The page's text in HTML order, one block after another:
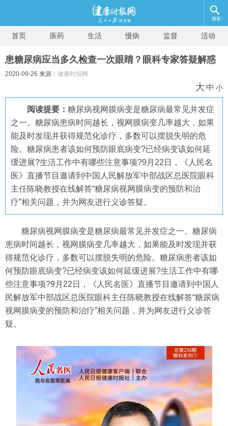
搜索
首页 医药 生活 慢病 监督 活动
患糖尿病应当多久检查一次眼睛？眼科专家答疑解惑
2020-09-26 来源： 健康时报网
大 中 小
阅读提要： 糖尿病视网膜病变是糖尿病最常见并发症
之一。糖尿病患病时间越长，视网膜病变几率越大，如果
能及时发现并获得规范化诊疗，多数可以摆脱失明的危
险。糖尿病患者该如何预防眼底病变?已经病变该如何延
缓进展?生活工作中有哪些注意事项?9月22日，《人民名
医》直播节目邀请到中国人民解放军中部战区总医院眼科
主任陈晓教授在线解答“糖尿病视网膜病变的预防和治
疗”相关问题，并为网友进行义诊答疑。
糖尿病视网膜病变是糖尿病最常见并发症之一。糖尿病
患病时间越长，视网膜病变几率越大，如果能及时发现并获
得规范化诊疗，多数可以摆脱失明的危险。糖尿病患者该如
何预防眼底病变?已经病变该如何延缓进展?生活工作中有哪
些注意事项?9月22日，《人民名医》直播节目邀请到中国人
民解放军中部战区总医院眼科主任陈晓教授在线解答“糖尿病
视网膜病变的预防和治疗”相关问题，并为网友进行义诊答
疑。